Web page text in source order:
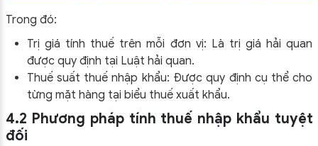
Trong đó:
Trị giá tính thuế trên mỗi đơn vị: Là trị giá hải quan
được quy định tại Luật hải quan.
Thuế suất thuế nhập khẩu: Được quy định cụ thể cho
từng mặt hàng tại biểu thuế xuất khẩu.
4.2 Phương pháp tính thuế nhập khẩu tuyệt
đối